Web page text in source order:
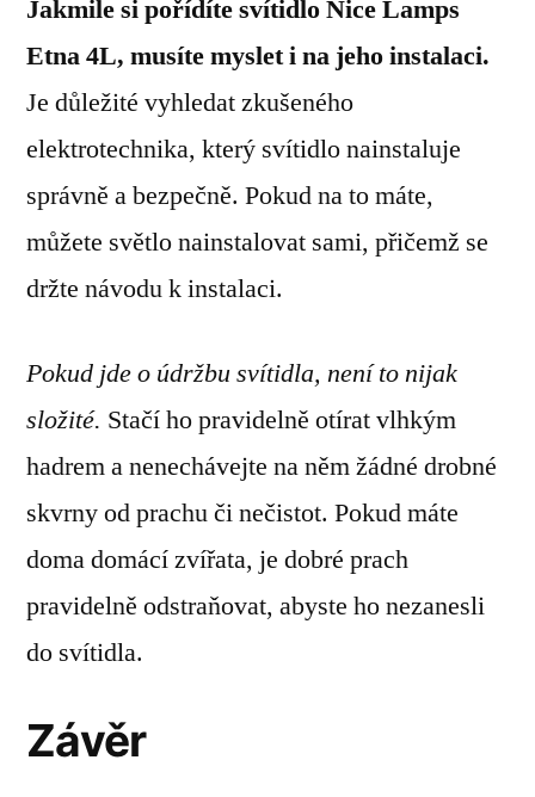
Jakmile si pořídíte svítidlo Nice Lamps
Etna 4L, musíte myslet i na jeho instalaci.
Je důležité vyhledat zkušeného
elektrotechnika, který svítidlo nainstaluje
správně a bezpečně. Pokud na to máte,
můžete světlo nainstalovat sami, přičemž se
držte návodu k instalaci.
Pokud jde o údržbu svítidla, není to nijak
složité. Stačí ho pravidelně otírat vlhkým
hadrem a nenechávejte na něm žádné drobné
skvrny od prachu či nečistot. Pokud máte
doma domácí zvířata, je dobré prach
pravidelně odstraňovat, abyste ho nezanesli
do svítidla.
Závěr